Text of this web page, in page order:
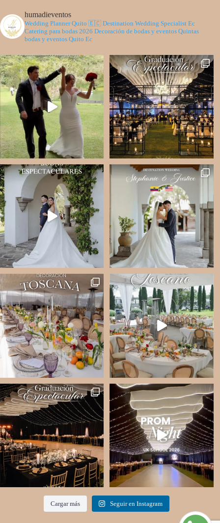
humadieventos
Wedding Planner Quito 🇪🇨 Destination Wedding Specialist Ec
Catering para bodas 2026 Decoración de bodas y eventos Quintas
bodas y eventos Quito Ec
Cargar más Seguir en Instagram